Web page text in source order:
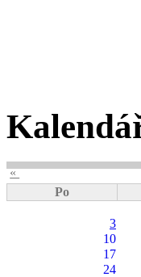
«
Po
3
10
17
24